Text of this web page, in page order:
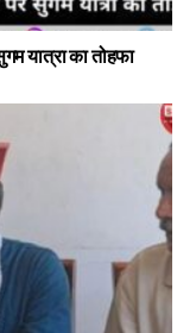
यात्रा का तोहफा